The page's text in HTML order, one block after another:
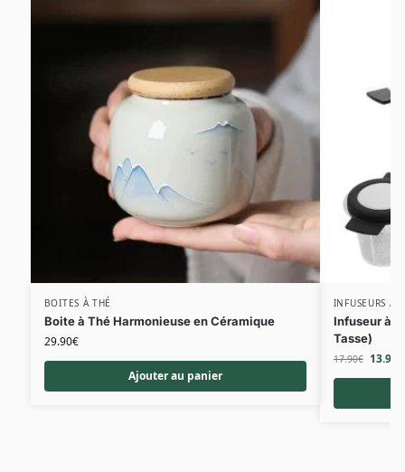
BOITES À THÉ
Boite à Thé Harmonieuse en Céramique
29.90€
Ajouter au panier
INFUSEURS À
Infuseur à
Tasse)
17.90€ 13.90